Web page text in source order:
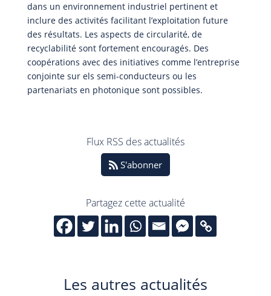
dans un environnement industriel pertinent et
inclure des activités facilitant l’exploitation future
des résultats. Les aspects de circularité, de
recyclabilité sont fortement encouragés. Des
coopérations avec des initiatives comme l’entreprise
conjointe sur els semi-conducteurs ou les
partenariats en photonique sont possibles.
Flux RSS des actualités
S'abonner
Partagez cette actualité
Les autres actualités